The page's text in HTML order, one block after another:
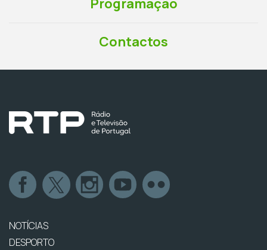
Programação
Contactos
NOTÍCIAS
DESPORTO